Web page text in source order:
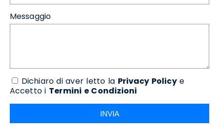
Messaggio
Dichiaro di aver letto la Privacy Policye
Accetto i Termini e Condizioni
INVIA